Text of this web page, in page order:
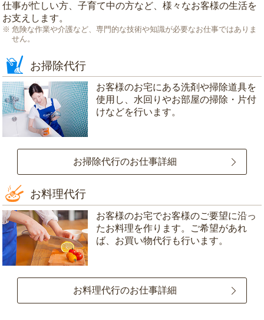
仕事が忙しい方、子育て中の方など、様々なお客様の生活を
お支えします。
危険な作業や介護など、専門的な技術や知識が必要なお仕事ではありま
せん。
お掃除代行
お客様のお宅にある洗剤や掃除道具を
使用し、水回りやお部屋の掃除・片付
けなどを行います。
お掃除代行のお仕事詳細
お料理代行
お客様のお宅でお客様のご要望に沿っ
たお料理を作ります。ご希望があれ
ば、お買い物代行も行います。
お料理代行のお仕事詳細